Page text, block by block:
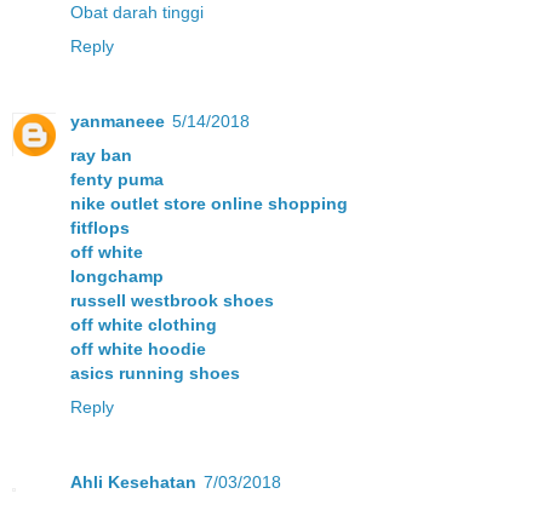
Obat darah tinggi
Reply
yanmaneee 5/14/2018
ray ban
fenty puma
nike outlet store online shopping
fitflops
off white
longchamp
russell westbrook shoes
off white clothing
off white hoodie
asics running shoes
Reply
Ahli Kesehatan 7/03/2018